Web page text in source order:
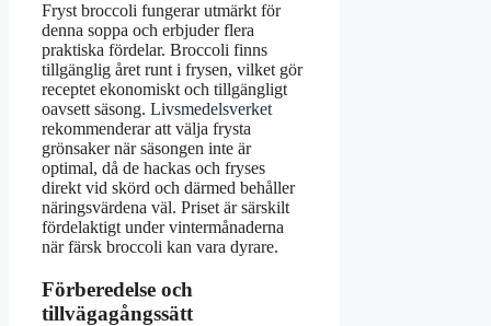
Fryst broccoli fungerar utmärkt för
denna soppa och erbjuder flera
praktiska fördelar. Broccoli finns
tillgänglig året runt i frysen, vilket gör
receptet ekonomiskt och tillgängligt
oavsett säsong. Livsmedelsverket
rekommenderar att välja frysta
grönsaker när säsongen inte är
optimal, då de hackas och fryses
direkt vid skörd och därmed behåller
näringsvärdena väl. Priset är särskilt
fördelaktigt under vintermånaderna
när färsk broccoli kan vara dyrare.
Förberedelse och
tillvägagångssätt